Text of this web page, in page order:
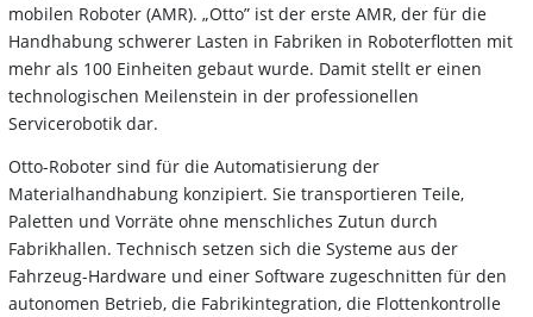
mobilen Roboter (AMR). „Otto” ist der erste AMR, der für die
Handhabung schwerer Lasten in Fabriken in Roboterflotten mit
mehr als 100 Einheiten gebaut wurde. Damit stellt er einen
technologischen Meilenstein in der professionellen
Servicerobotik dar.
Otto-Roboter sind für die Automatisierung der
Materialhandhabung konzipiert. Sie transportieren Teile,
Paletten und Vorräte ohne menschliches Zutun durch
Fabrikhallen. Technisch setzen sich die Systeme aus der
Fahrzeug-Hardware und einer Software zugeschnitten für den
autonomen Betrieb, die Fabrikintegration, die Flottenkontrolle